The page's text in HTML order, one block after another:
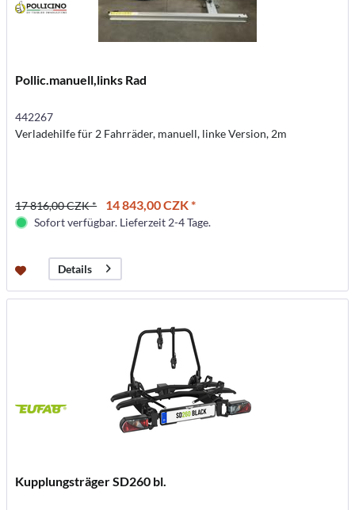
Pollic.manuell,links Rad
442267
Verladehilfe für 2 Fahrräder, manuell, linke Version, 2m
17 816,00 CZK * 14 843,00 CZK *
Sofort verfügbar. Lieferzeit 2-4 Tage.
Details
Kupplungsträger SD260 bl.